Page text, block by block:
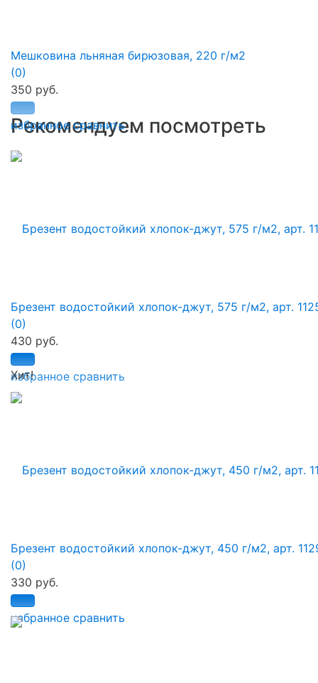
избранное сравнить
Мешковина льняная бирюзовая, 220 г/м2
(0)
350 руб.
Рекомендуем посмотреть
избранное сравнить
Брезент водостойкий хлопок-джут, 575 г/м2, арт.
(0)
430 руб.
Хит!
избранное сравнить
Брезент водостойкий хлопок-джут, 450 г/м2, арт.
(0)
330 руб.